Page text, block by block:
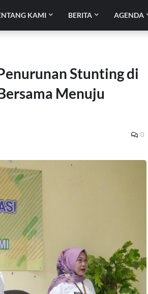
KAMI BERITA AGENDA
Stunting di
Menuju
0